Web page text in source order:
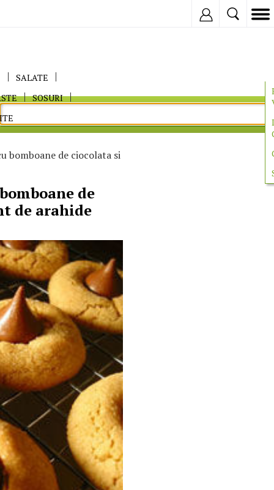
SALATE
SOSURI
bomboane de ciocolata si
de
de arahide